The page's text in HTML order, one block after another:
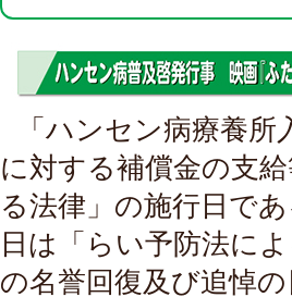
「ハンセン病療養所
に対する補償金の支
る法律」の施行日で
日は「らい予防法に
の名誉回復及び追悼